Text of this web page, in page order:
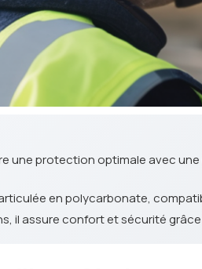
une protection optimale avec
en polycarbonate,
il assure confort et sécurité